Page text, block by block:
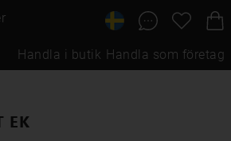
Handla i butik Handla som företag
EK